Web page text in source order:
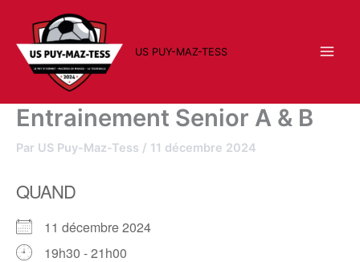
contenu
US PUY-MAZ-TESS
Entrainement Senior A & B
Par US Puy-Maz-Tess / 11 décembre 2024
QUAND
11 décembre 2024
19h30 - 21h00